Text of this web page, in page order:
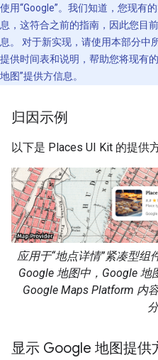
使用“Google”。我们知道，您现有
息，这符合之前的指南，因此您目
息。 对于新实现，请使用本部分中
提供时间表和说明，帮助您将现有
地图”提供方信息。
归因示例
以下是 Places UI Kit 的提供
应用于“地点详情”紧凑型组
Google 地图中，Google
Google Maps Platform 内
显示 Google 地图提供